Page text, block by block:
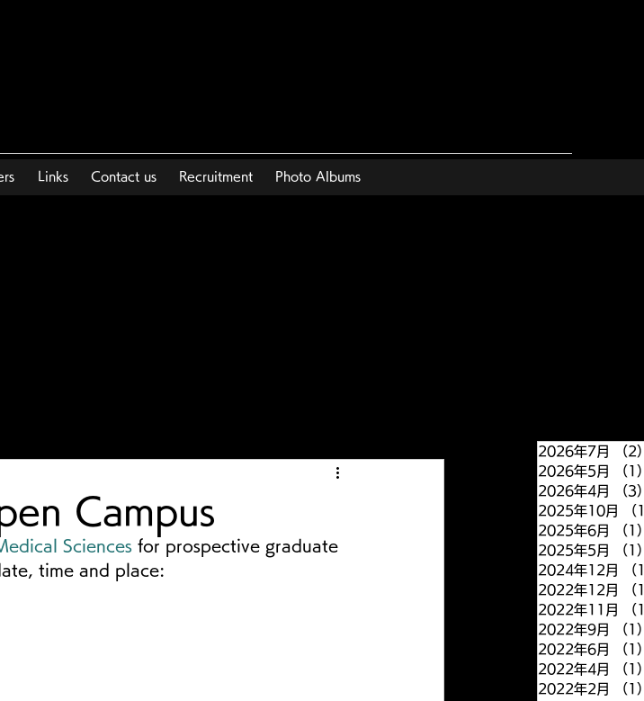
Links Contact us Recruitment Photo Albums
Campus
Sciences for prospective graduate
time and place:
2026年7月
（2
2026年5月
（1
2026年4月
（3
2025年10月
（
2025年6月
（1
2025年5月
（1
2024年12月
（
2022年12月
（
2022年11月
（
2022年9月
（1
2022年6月
（1
2022年4月
（1
2022年2月
（1